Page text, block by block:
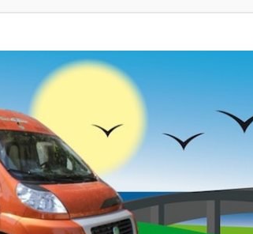
plaisir.com
des utilisateurs de fourgons, fourgons